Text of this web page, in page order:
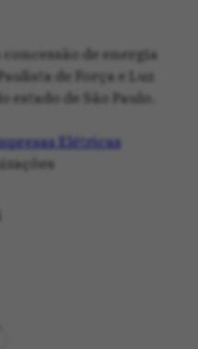
de energia
de Força e Luz
de São Paulo.
Elétricas